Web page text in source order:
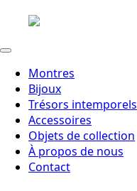
Montres
Bijoux
Trésors intemporels
Accessoires
Objets de collection
À propos de nous
Contact